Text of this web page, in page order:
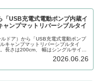
「USB充電式電動ポンプ内蔵イ
ャンプマットリバーシブルタイ
ドア）から「USB充電式電動ポンプ
キャンプマットリバーシブルタイ
長さは200cm、 幅はシングルサイズ
プ付きでスピーディーに使用できま
2026.06.26